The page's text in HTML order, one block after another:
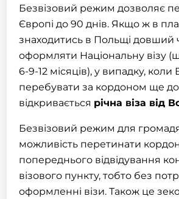
Безвізовий режим дозволяє
Європі до 90 днів. Якщо ж в
знаходитись в Польщі довший
оформляти Національну візу
6-9-12 місяців), у випадку,
перебувати за кордоном ще
відкривається річна віза від
Безвізовий режим для
можливість перетинати
попереднього відвідування
візового пункту, тобто без
оформленні візи. Також це